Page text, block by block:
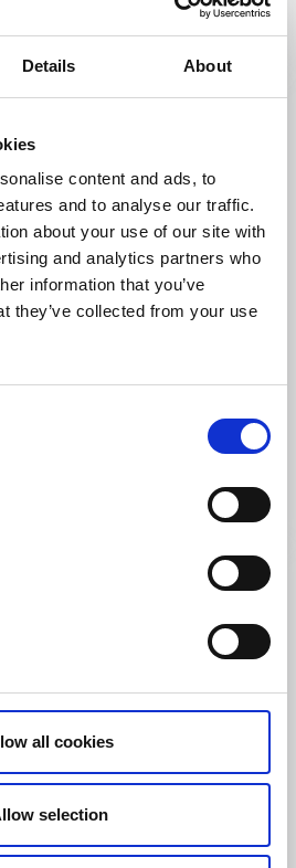
Details About
content and ads, to
and to analyse our traffic.
about your use of our site with
and analytics partners who
information that you’ve
they’ve collected from your use
all cookies
selection
litet och hemtrevligt hotell
B&B